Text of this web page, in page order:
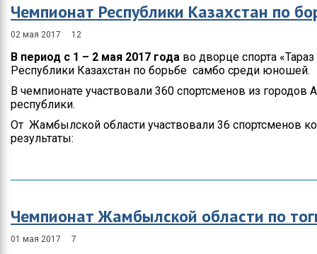
Чемпионат Республики Казахстан по
02 мая 2017 12
В период с 1 – 2 мая 2017 года во дворце спорта
Республики Казахстан по борьбе самбо среди юношей.
В чемпионате участвовали 360 спортсменов из городов
республики.
От Жамбылской области участвовали 36 спортсменов
результаты:
Чемпионат Жамбылской области по
01 мая 2017 7